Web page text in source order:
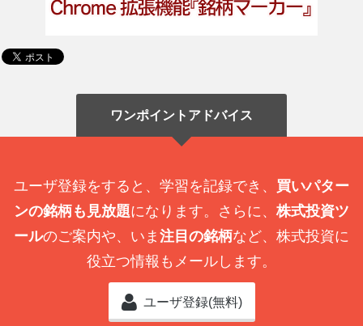
ワンポイントアドバイス
ユーザ登録をすると、学習を記録でき、 買いパター
ンの銘柄も見放題になります。さらに、 株式投資ツ
ールのご案内や、いま 注目の銘柄など、株式投資に
役立つ情報もメールします。
ユーザ登録(無料)